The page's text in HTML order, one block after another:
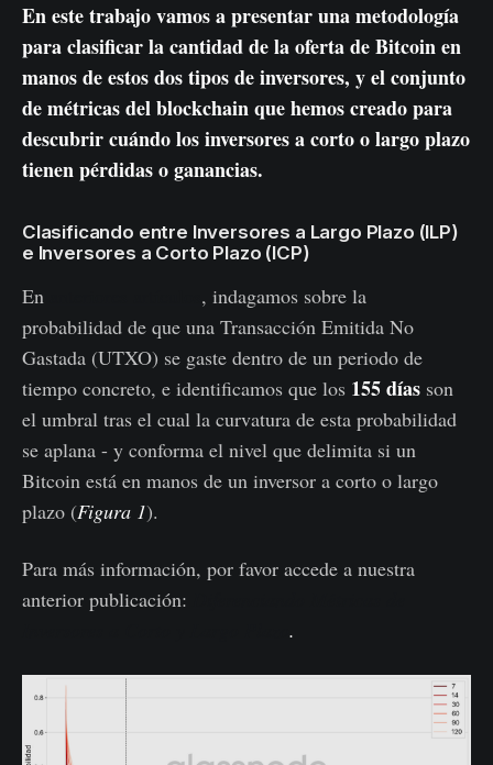
En este trabajo vamos a presentar una metodología
para clasificar la cantidad de la oferta de Bitcoin en
manos de estos dos tipos de inversores, y el conjunto
de métricas del blockchain que hemos creado para
descubrir cuándo los inversores a corto o largo plazo
tienen pérdidas o ganancias.
Clasificando entre Inversores a Largo Plazo (ILP)
e Inversores a Corto Plazo (ICP)
En
, indagamos sobre la
probabilidad de que una Transacción Emitida No
Gastada (UTXO) se gaste dentro de un periodo de
tiempo concreto, e identificamos que los 155 días son
el umbral tras el cual la curvatura de esta probabilidad
se aplana - y conforma el nivel que delimita si un
Bitcoin está en manos de un inversor a corto o largo
plazo (Figura 1).
Para más información, por favor accede a nuestra
anterior publicación:
.